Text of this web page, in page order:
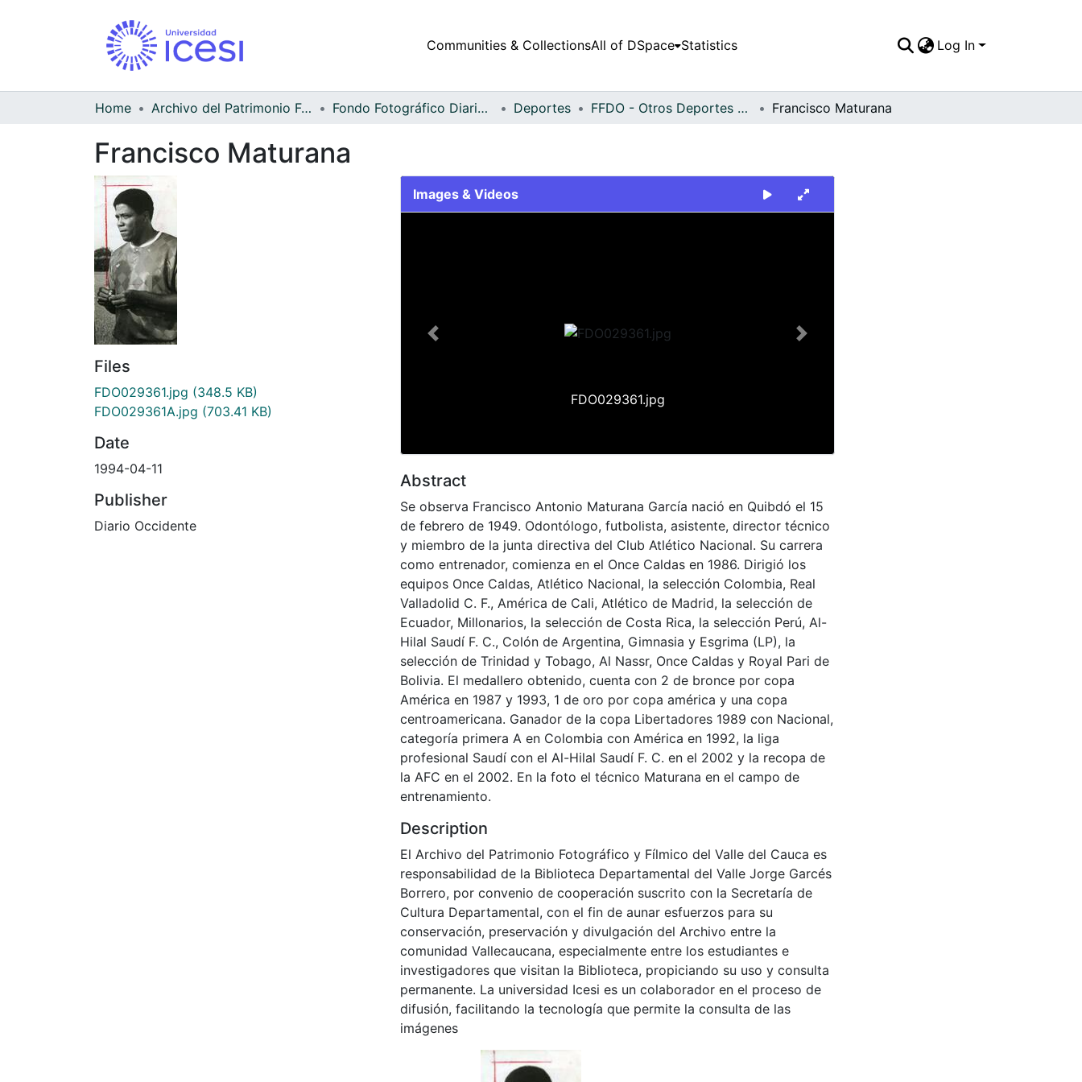
Communities & CollectionsAll of DSpace Statistics Log In
Home Archivo del Patrimonio Fotográfico y Fílmico del Valle del Cauca Fondo Fotográfico Diario Occidente Deportes FFDO - Otros Deportes - Patrimonial Francisco Maturana
Francisco Maturana
Files
FDO029361.jpg (348.5 KB)
FDO029361A.jpg (703.41 KB)
Date
1994-04-11
Publisher
Diario Occidente
Images & Videos
FDO029361.jpg
Previous Next
Abstract
Se observa Francisco Antonio Maturana García nació en Quibdó el 15
de febrero de 1949. Odontólogo, futbolista, asistente, director técnico
y miembro de la junta directiva del Club Atlético Nacional. Su carrera
como entrenador, comienza en el Once Caldas en 1986. Dirigió los
equipos Once Caldas, Atlético Nacional, la selección Colombia, Real
Valladolid C. F., América de Cali, Atlético de Madrid, la selección de
Ecuador, Millonarios, la selección de Costa Rica, la selección Perú, Al-
Hilal Saudí F. C., Colón de Argentina, Gimnasia y Esgrima (LP), la
selección de Trinidad y Tobago, Al Nassr, Once Caldas y Royal Pari de
Bolivia. El medallero obtenido, cuenta con 2 de bronce por copa
América en 1987 y 1993, 1 de oro por copa américa y una copa
centroamericana. Ganador de la copa Libertadores 1989 con Nacional,
categoría primera A en Colombia con América en 1992, la liga
profesional Saudí con el Al-Hilal Saudí F. C. en el 2002 y la recopa de
la AFC en el 2002. En la foto el técnico Maturana en el campo de
entrenamiento.
Description
El Archivo del Patrimonio Fotográfico y Fílmico del Valle del Cauca es
responsabilidad de la Biblioteca Departamental del Valle Jorge Garcés
Borrero, por convenio de cooperación suscrito con la Secretaría de
Cultura Departamental, con el fin de aunar esfuerzos para su
conservación, preservación y divulgación del Archivo entre la
comunidad Vallecaucana, especialmente entre los estudiantes e
investigadores que visitan la Biblioteca, propiciando su uso y consulta
permanente. La universidad Icesi es un colaborador en el proceso de
difusión, facilitando la tecnología que permite la consulta de las
imágenes